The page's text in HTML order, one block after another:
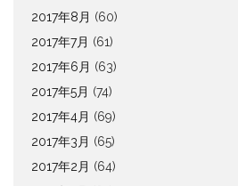
2017年8月 (60)
2017年7月 (61)
2017年6月 (63)
2017年5月 (74)
2017年4月 (69)
2017年3月 (65)
2017年2月 (64)